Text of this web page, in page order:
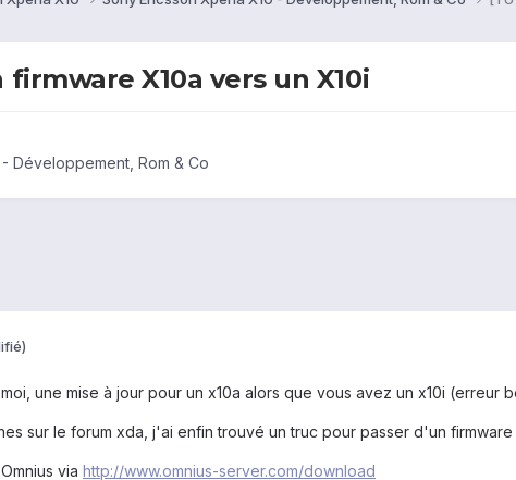
X10a vers un X10i
Développement, Rom & Co
une mise à jour pour un x10a alors que vous avez un x10i
sur le forum xda, j'ai enfin trouvé un truc pour passer d'un firmware
via http://www.omnius-server.com/download